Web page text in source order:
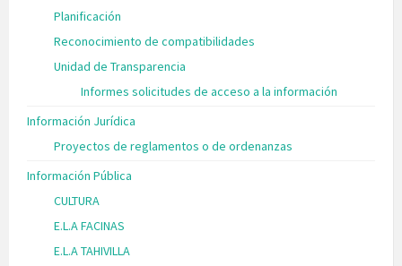
Planificación
Reconocimiento de compatibilidades
Unidad de Transparencia
Informes solicitudes de acceso a la información
Información Jurídica
Proyectos de reglamentos o de ordenanzas
Información Pública
CULTURA
E.L.A FACINAS
E.L.A TAHIVILLA